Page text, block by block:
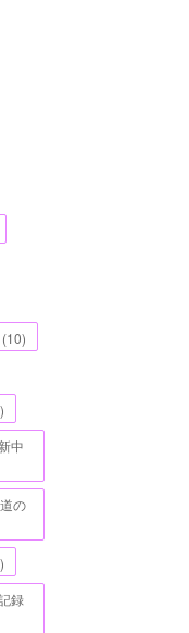
(10)
)
中
の
)
録